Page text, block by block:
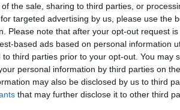
the sale, sharing to third parties, or
targeted advertising by us, please use the
Please note that after your opt-out request
based ads based on personal information
to third parties prior to your opt-out. You may
personal information by third parties on
may also be disclosed by us to third
that may further disclose it to other third
(METI) δεν πρέπει να γίνει
μέσω ραδιοεπικοινωνιών και κεραιών